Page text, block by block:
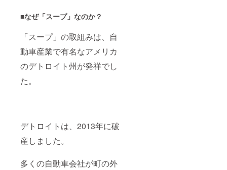
■なぜ「スープ」なのか？
「スープ」の取組みは、自
動車産業で有名なアメリカ
のデトロイト州が発祥でし
た。
デトロイトは、2013年に破
産しました。
多くの自動車会社が町の外